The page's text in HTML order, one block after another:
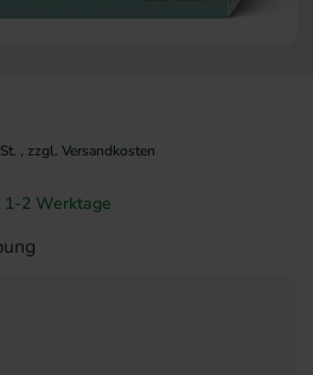
, zzgl. Versandkosten
2 Werktage